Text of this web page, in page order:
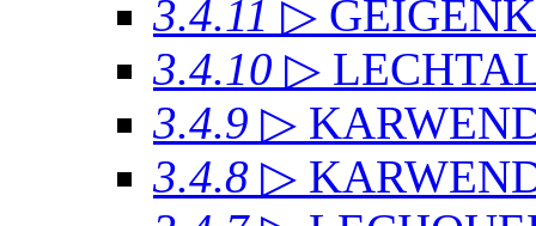
3.4.11 ▷
3.4.10 ▷
3.4.9 ▷
3.4.8 ▷